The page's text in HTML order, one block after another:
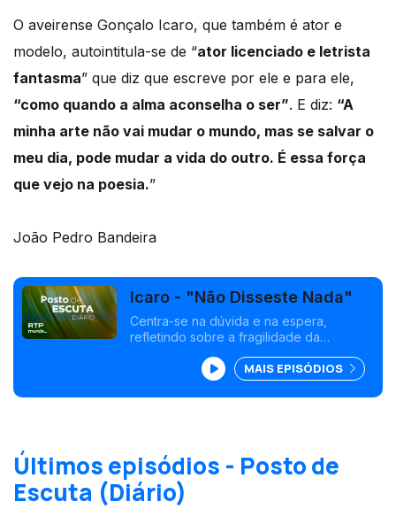
O aveirense Gonçalo Icaro, que também é ator e
modelo, autointitula-se de “ator licenciado e letrista
fantasma” que diz que escreve por ele e para ele,
“como quando a alma aconselha o ser”. E diz: “A
minha arte não vai mudar o mundo, mas se salvar o
meu dia, pode mudar a vida do outro. É essa força
que vejo na poesia.”
João Pedro Bandeira
Icaro - "Não Disseste Nada"
Centra-se na dúvida e na espera,
refletindo sobre a fragilidade da
MAIS EPISÓDIOS
Últimos episódios - Posto de
Escuta (Diário)